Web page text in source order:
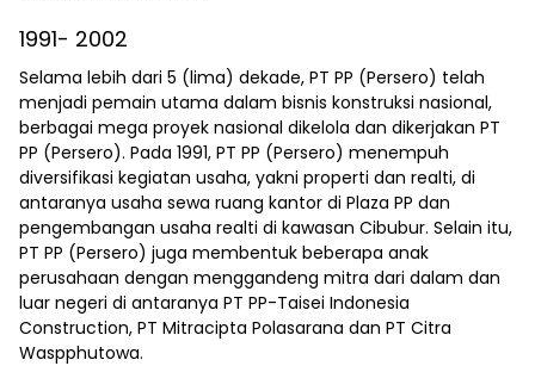
1991- 2002
Selama lebih dari 5 (lima) dekade, PT PP (Persero) telah
menjadi pemain utama dalam bisnis konstruksi nasional,
berbagai mega proyek nasional dikelola dan dikerjakan PT
PP (Persero). Pada 1991, PT PP (Persero) menempuh
diversifikasi kegiatan usaha, yakni properti dan realti, di
antaranya usaha sewa ruang kantor di Plaza PP dan
pengembangan usaha realti di kawasan Cibubur. Selain itu,
PT PP (Persero) juga membentuk beberapa anak
perusahaan dengan menggandeng mitra dari dalam dan
luar negeri di antaranya PT PP-Taisei Indonesia
Construction, PT Mitracipta Polasarana dan PT Citra
Waspphutowa.